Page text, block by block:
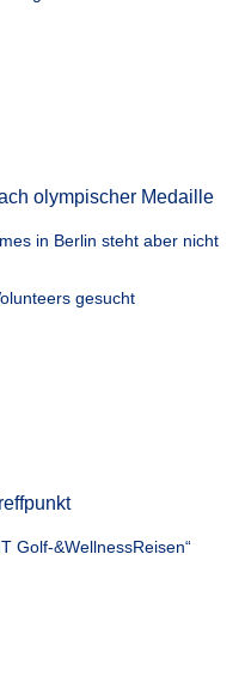
olympischer Medaille
in Berlin steht aber nicht
gesucht
Golf-&WellnessReisen“